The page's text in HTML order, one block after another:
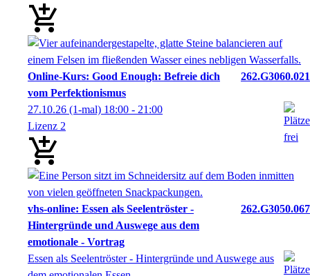
Online-Kurs: Good Enough: Befreie dich
vom Perfektionismus
262.G3060.021
27.10.26 (1-mal) 18:00 - 21:00
Lizenz 2
vhs-online: Essen als Seelentröster -
Hintergründe und Auswege aus dem
emotionale - Vortrag
262.G3050.067
Essen als Seelentröster - Hintergründe und Auswege aus